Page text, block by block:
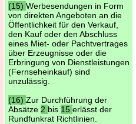
(15) Werbesendungen in Form
von direkten Angeboten an die
Öffentlichkeit für den Verkauf,
den Kauf oder den Abschluss
eines Miet- oder Pachtvertrages
über Erzeugnisse oder die
Erbringung von Dienstleistungen
(Fernseheinkauf) sind
unzulässig.
(16) Zur Durchführung der
Absätze 2 bis 15 erlässt der
Rundfunkrat Richtlinien.